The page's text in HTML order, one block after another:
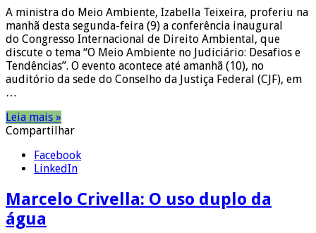
A ministra do Meio Ambiente, Izabella Teixeira, proferiu na
manhã desta segunda-feira (9) a conferência inaugural
do Congresso Internacional de Direito Ambiental, que
discute o tema “O Meio Ambiente no Judiciário: Desafios e
Tendências”. O evento acontece até amanhã (10), no
auditório da sede do Conselho da Justiça Federal (CJF), em
…
Leia mais »
Compartilhar
Facebook
LinkedIn
Marcelo Crivella: O uso duplo da
água